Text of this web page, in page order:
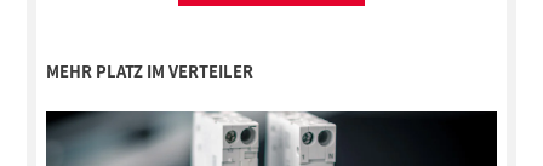
MEHR PLATZ IM VERTEILER